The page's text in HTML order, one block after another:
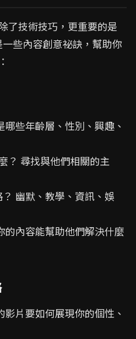
了技術技巧，更重要的是
些內容創意祕訣，幫助你
些年齡層、性別、興趣、
？ 尋找與他們相關的主
幽默、教學、資訊、娛
內容能幫助他們解決什麼
片要如何展現你的個性、